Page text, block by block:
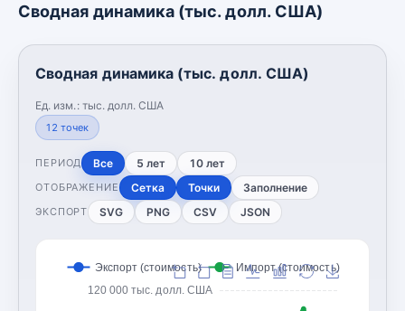
Сводная динамика (тыс. долл. США)
Сводная динамика (тыс. долл. США)
Ед. изм.: тыс. долл. США
12 точек
ПЕРИОД Все 5 лет 10 лет
ОТОБРАЖЕНИЕ Сетка Точки Заполнение
ЭКСПОРТ SVG PNG CSV JSON
120 000 тыс. долл. США
Экспорт (стоимость) Импорт (стоимость)